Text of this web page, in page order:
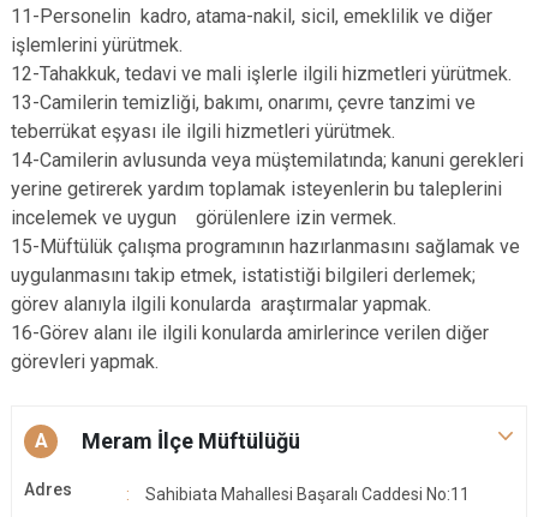
11-Personelin kadro, atama-nakil, sicil, emeklilik ve diğer
işlemlerini yürütmek.
12-Tahakkuk, tedavi ve mali işlerle ilgili hizmetleri yürütmek.
13-Camilerin temizliği, bakımı, onarımı, çevre tanzimi ve
teberrükat eşyası ile ilgili hizmetleri yürütmek.
14-Camilerin avlusunda veya müştemilatında; kanuni gerekleri
yerine getirerek yardım toplamak isteyenlerin bu taleplerini
incelemek ve uygun görülenlere izin vermek.
15-Müftülük çalışma programının hazırlanmasını sağlamak ve
uygulanmasını takip etmek, istatistiği bilgileri derlemek;
görev alanıyla ilgili konularda araştırmalar yapmak.
16-Görev alanı ile ilgili konularda amirlerince verilen diğer
görevleri yapmak.
A Meram İlçe Müftülüğü
Adres
Sahibiata Mahallesi Başaralı Caddesi No:11